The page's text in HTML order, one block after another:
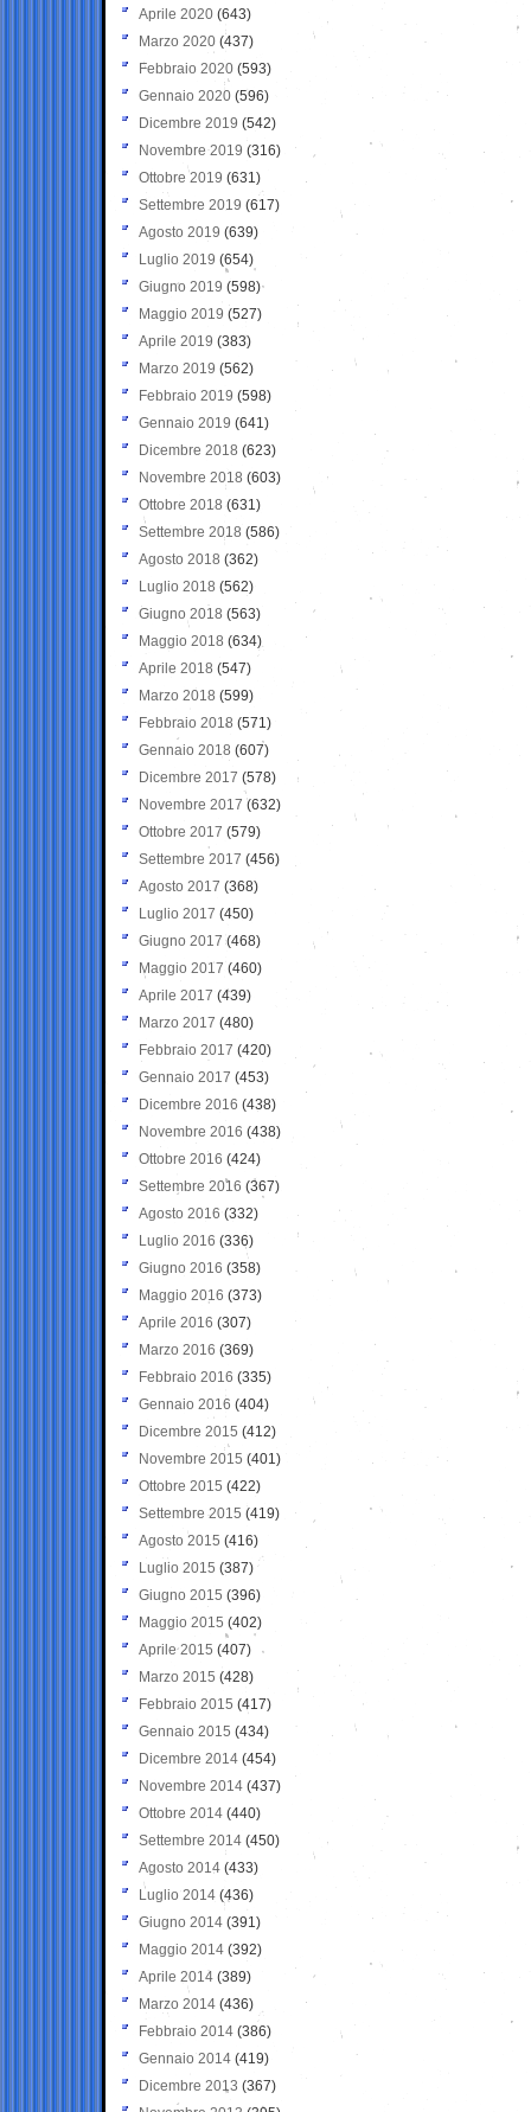
Aprile 2020 (643)
Marzo 2020 (437)
Febbraio 2020 (593)
Gennaio 2020 (596)
Dicembre 2019 (542)
Novembre 2019 (316)
Ottobre 2019 (631)
Settembre 2019 (617)
Agosto 2019 (639)
Luglio 2019 (654)
Giugno 2019 (598)
Maggio 2019 (527)
Aprile 2019 (383)
Marzo 2019 (562)
Febbraio 2019 (598)
Gennaio 2019 (641)
Dicembre 2018 (623)
Novembre 2018 (603)
Ottobre 2018 (631)
Settembre 2018 (586)
Agosto 2018 (362)
Luglio 2018 (562)
Giugno 2018 (563)
Maggio 2018 (634)
Aprile 2018 (547)
Marzo 2018 (599)
Febbraio 2018 (571)
Gennaio 2018 (607)
Dicembre 2017 (578)
Novembre 2017 (632)
Ottobre 2017 (579)
Settembre 2017 (456)
Agosto 2017 (368)
Luglio 2017 (450)
Giugno 2017 (468)
Maggio 2017 (460)
Aprile 2017 (439)
Marzo 2017 (480)
Febbraio 2017 (420)
Gennaio 2017 (453)
Dicembre 2016 (438)
Novembre 2016 (438)
Ottobre 2016 (424)
Settembre 2016 (367)
Agosto 2016 (332)
Luglio 2016 (336)
Giugno 2016 (358)
Maggio 2016 (373)
Aprile 2016 (307)
Marzo 2016 (369)
Febbraio 2016 (335)
Gennaio 2016 (404)
Dicembre 2015 (412)
Novembre 2015 (401)
Ottobre 2015 (422)
Settembre 2015 (419)
Agosto 2015 (416)
Luglio 2015 (387)
Giugno 2015 (396)
Maggio 2015 (402)
Aprile 2015 (407)
Marzo 2015 (428)
Febbraio 2015 (417)
Gennaio 2015 (434)
Dicembre 2014 (454)
Novembre 2014 (437)
Ottobre 2014 (440)
Settembre 2014 (450)
Agosto 2014 (433)
Luglio 2014 (436)
Giugno 2014 (391)
Maggio 2014 (392)
Aprile 2014 (389)
Marzo 2014 (436)
Febbraio 2014 (386)
Gennaio 2014 (419)
Dicembre 2013 (367)